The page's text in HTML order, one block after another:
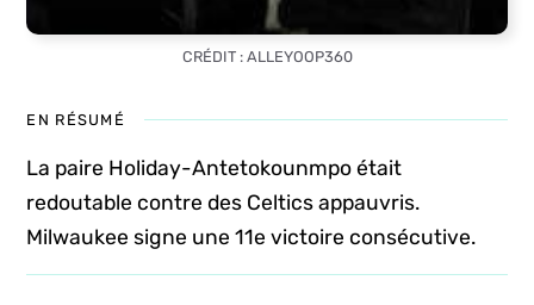
CRÉDIT : ALLEYOOP360
EN RÉSUMÉ
La paire Holiday-Antetokounmpo était
redoutable contre des Celtics appauvris.
Milwaukee signe une 11e victoire consécutive.